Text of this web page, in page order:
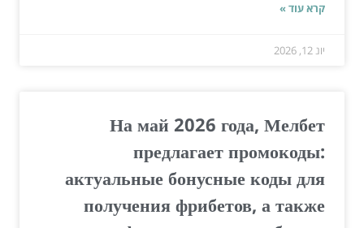
קרא עוד »
יונ 12, 2026
На май 2026 года, Мелбет
предлагает промокоды:
актуальные бонусные коды для
получения фрибетов, а также